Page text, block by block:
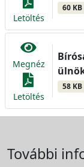
Letöltés
60 KB
Megnéz
Letöltés
58 KB
További